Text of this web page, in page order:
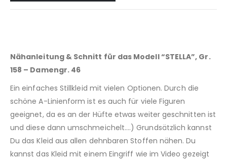
Nähanleitung & Schnitt für das Modell “STELLA”, Gr.
158 – Damengr. 46
Ein einfaches Stillkleid mit vielen Optionen. Durch die
schöne A-Linienform ist es auch für viele Figuren
geeignet, da es an der Hüfte etwas weiter geschnitten ist
und diese dann umschmeichelt….) Grundsätzlich kannst
Du das Kleid aus allen dehnbaren Stoffen nähen. Du
kannst das Kleid mit einem Eingriff wie im Video gezeigt